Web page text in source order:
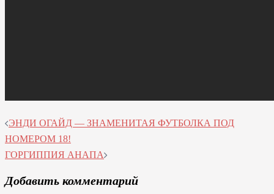
Навигация
по
записям
ЭНДИ ОГАЙД — ЗНАМЕНИТАЯ ФУТБОЛКА ПОД
НОМЕРОМ 18!
ГОРГИППИЯ АНАПА
Добавить комментарий